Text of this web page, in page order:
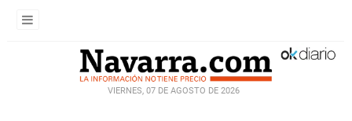
VIERNES, 07 DE AGOSTO DE 2026